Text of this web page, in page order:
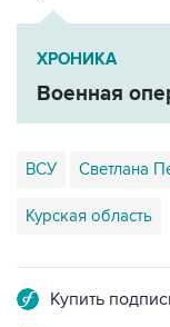
ХРОНИКА
Военная
ВСУ Светлана
Курская область
Купить